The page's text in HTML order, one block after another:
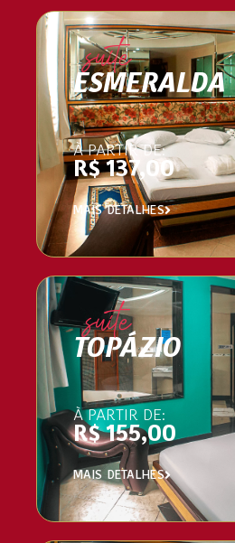
suíte
ESMERALDA
À PARTIR DE:
R$ 137,00
MAIS DETALHES
suíte
TOPÁZIO
À PARTIR DE:
R$ 155,00
MAIS DETALHES